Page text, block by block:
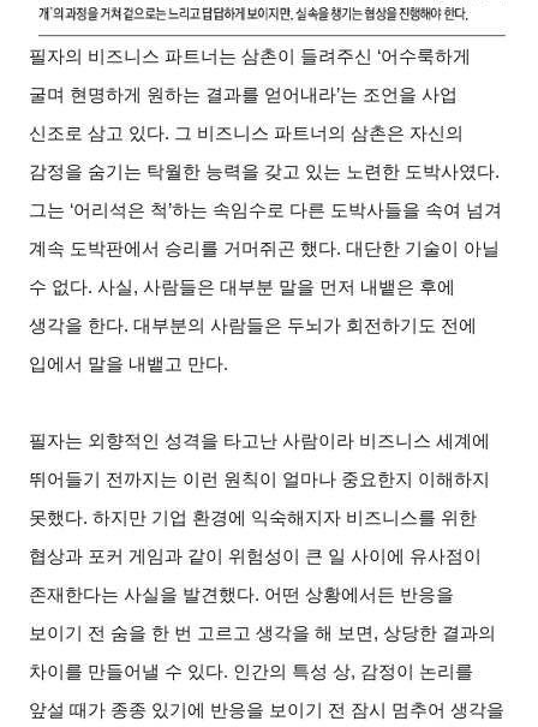
필자의 비즈니스 파트너는 삼촌이 들려주신 ‘어수룩하게
굴며 현명하게 원하는 결과를 얻어내라’는 조언을 사업
신조로 삼고 있다. 그 비즈니스 파트너의 삼촌은 자신의
감정을 숨기는 탁월한 능력을 갖고 있는 노련한 도박사였다.
그는 ‘어리석은 척’하는 속임수로 다른 도박사들을 속여 넘겨
계속 도박판에서 승리를 거머쥐곤 했다. 대단한 기술이 아닐
수 없다. 사실, 사람들은 대부분 말을 먼저 내뱉은 후에
생각을 한다. 대부분의 사람들은 두뇌가 회전하기도 전에
입에서 말을 내뱉고 만다.
필자는 외향적인 성격을 타고난 사람이라 비즈니스 세계에
뛰어들기 전까지는 이런 원칙이 얼마나 중요한지 이해하지
못했다. 하지만 기업 환경에 익숙해지자 비즈니스를 위한
협상과 포커 게임과 같이 위험성이 큰 일 사이에 유사점이
존재한다는 사실을 발견했다. 어떤 상황에서든 반응을
보이기 전 숨을 한 번 고르고 생각을 해 보면, 상당한 결과의
차이를 만들어낼 수 있다. 인간의 특성 상, 감정이 논리를
앞설 때가 종종 있기에 반응을 보이기 전 잠시 멈추어 생각을